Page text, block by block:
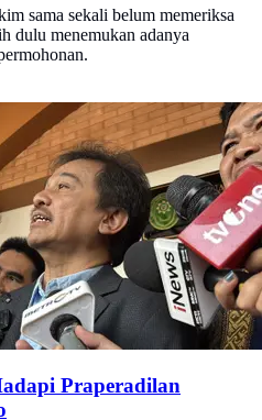
sama sekali belum memeriksa
dulu menemukan adanya
Praperadilan